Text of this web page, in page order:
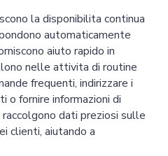
la disponibilita continua
automaticamente
aiuto rapido in
nelle attivita di routine
frequenti, indirizzare i
o fornire informazioni di
dati preziosi sulle
clienti, aiutando a